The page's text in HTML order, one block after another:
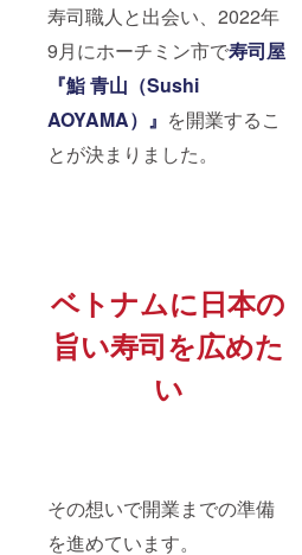
寿司職人と出会い、2022年
9月にホーチミン市で寿司屋
『鮨 青山（Sushi
AOYAMA）』 を開業するこ
とが決まりました。
ベトナムに日本の
旨い寿司を広めた
い
その想いで開業までの準備
を進めています。